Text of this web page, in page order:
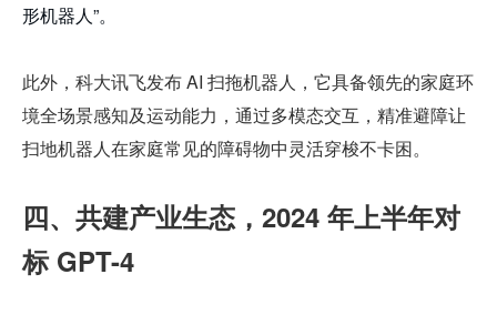
形机器人”。
此外，科大讯飞发布 AI 扫拖机器人，它具备领先的家庭环
境全场景感知及运动能力，通过多模态交互，精准避障让
扫地机器人在家庭常见的障碍物中灵活穿梭不卡困。
四、共建产业生态，2024 年上半年对
标 GPT-4